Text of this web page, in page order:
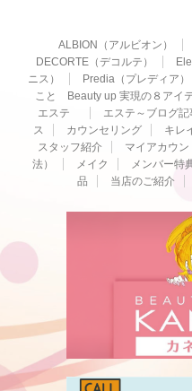
ALBION（アルビオン）
DECORTE（デコルテ）
ニス）
Predia（プレディア）
こと Beauty up 実現の８アイ
エステ
エステ～ブログ記
ス
カウンセリング キレ
スタッフ紹介
マイアカウン
法）
メイク メンバー特
品
当店のご紹介